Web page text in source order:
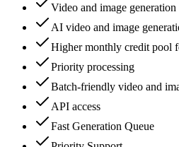
Video and image
AI video and image
Higher monthly credit pool
Priority processing
Batch-friendly video and
API access
Fast Generation Queue